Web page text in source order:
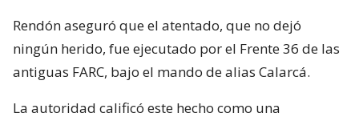
Rendón aseguró que el atentado, que no dejó
ningún herido, fue ejecutado por el Frente 36 de las
antiguas FARC, bajo el mando de alias Calarcá.
La autoridad calificó este hecho como una